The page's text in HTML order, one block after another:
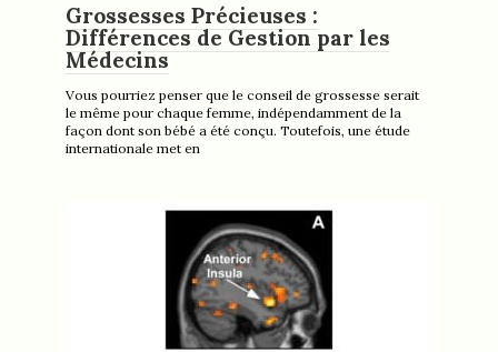
Grossesses Précieuses :
Différences de Gestion par les
Médecins
Vous pourriez penser que le conseil de grossesse serait
le même pour chaque femme, indépendamment de la
façon dont son bébé a été conçu. Toutefois, une étude
internationale met en